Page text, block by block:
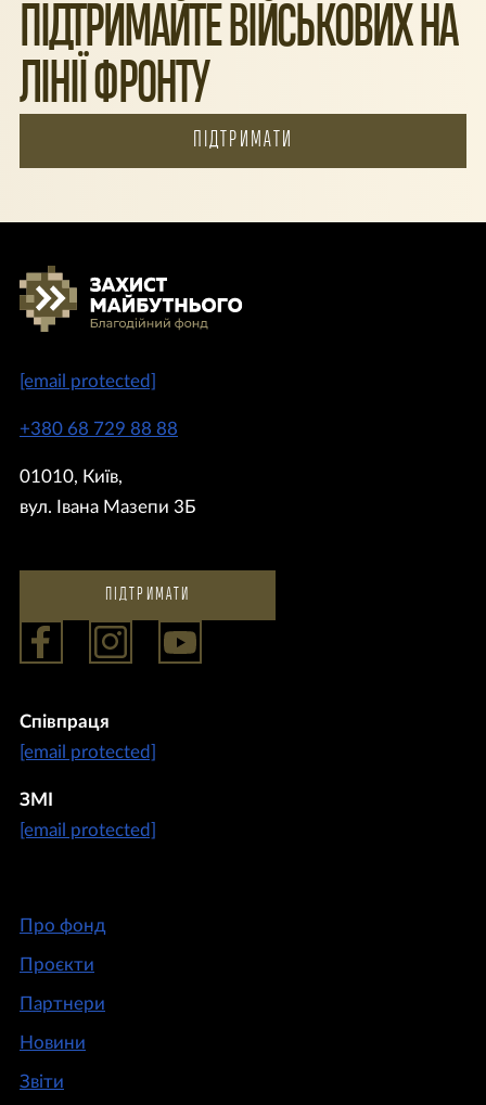
ПІДТРИМАЙТЕ ВІЙСЬКОВИХ НА
ЛІНІЇ ФРОНТУ
ПІДТРИМАТИ
[email protected]
+380 68 729 88 88
01010, Київ,
вул. Івана Мазепи 3Б
Співпраця
[email protected]
ЗМІ
[email protected]
Про фонд
Проєкти
Партнери
Новини
Звіти
ПІДТРИМАТИ